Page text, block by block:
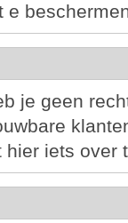
je geen
iets over